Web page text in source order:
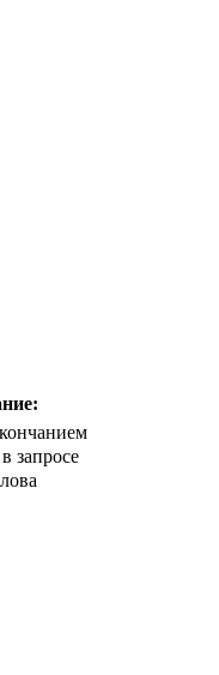
запросе